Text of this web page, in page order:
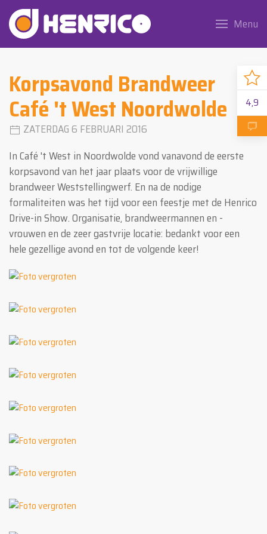
4,9
Menu
Korpsavond Brandweer
Café 't West Noordwolde
ZATERDAG 6 FEBRUARI 2016
In Café 't West in Noordwolde vond vanavond de eerste
korpsavond van het jaar plaats voor de vrijwillige
brandweer Weststellingwerf. En na de nodige
formaliteiten was het tijd voor een feestje met de Henrico
Drive-in Show. Organisatie, brandweermannen en -
vrouwen en de zeer gastvrije locatie: bedankt voor een
hele gezellige avond en tot de volgende keer!